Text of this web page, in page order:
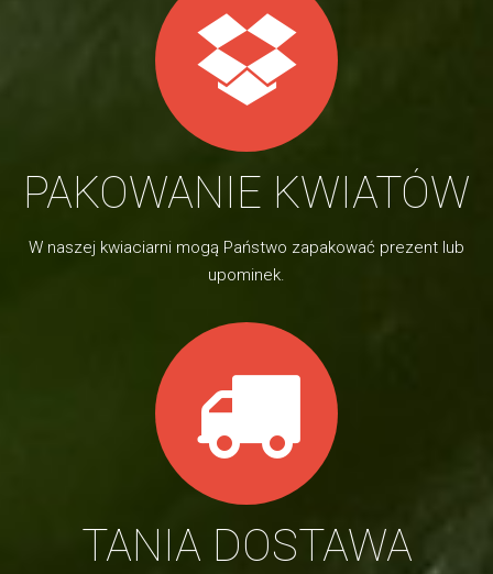
PAKOWANIE KWIATÓW
W naszej kwiaciarni mogą Państwo zapakować prezent lub
upominek.
TANIA DOSTAWA